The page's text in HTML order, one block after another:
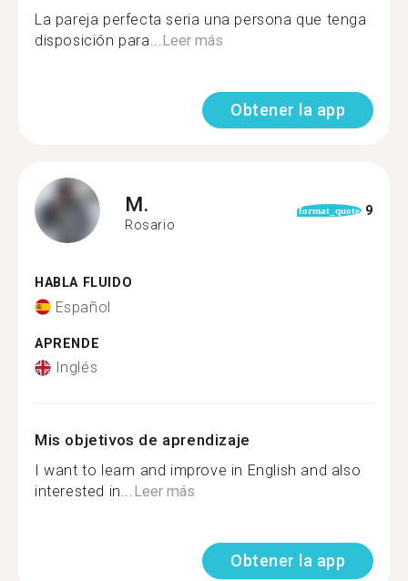
La pareja perfecta seria una persona que tenga
disposición para...Leer más
Obtener la app
M.
Rosario
format_quote 9
HABLA FLUIDO
Español
APRENDE
Inglés
Mis objetivos de aprendizaje
I want to learn and improve in English and also
interested in...Leer más
Obtener la app